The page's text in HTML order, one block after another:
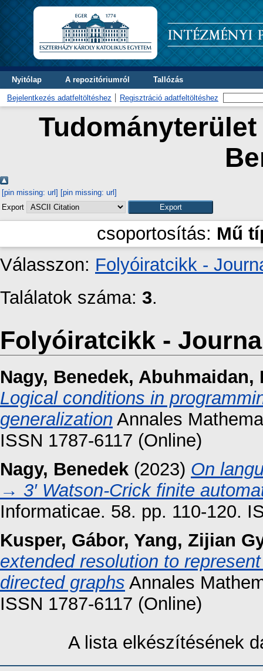
Nyitólap A repozitóriumról Tallózás
Bejelentkezés adatfeltöltéshez Regisztráció adatfeltöltéshez
[pin missing: url] [pin missing: url]
Export
csoportosítás: Mű
Válasszon: Folyóiratcikk -
Találatok száma: 3.
Folyóiratcikk -
Nagy, Benedek, Abuhmaidan,
Logical conditions in
generalization Annales
ISSN 1787-6117 (Online)
Nagy, Benedek (2023) On
→ 3′ Watson-Crick finite
Informaticae. 58. pp. 110-120.
Kusper, Gábor, Yang, Zijian
extended resolution to
directed graphs Annales
ISSN 1787-6117 (Online)
A lista elkészítésének